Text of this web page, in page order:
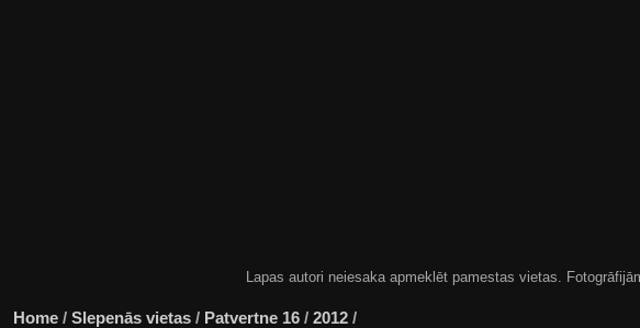
Lapas autori neiesaka apmeklēt pamestas vietas.
Home / Slepenās vietas / Patvertne 16 / 2012 /